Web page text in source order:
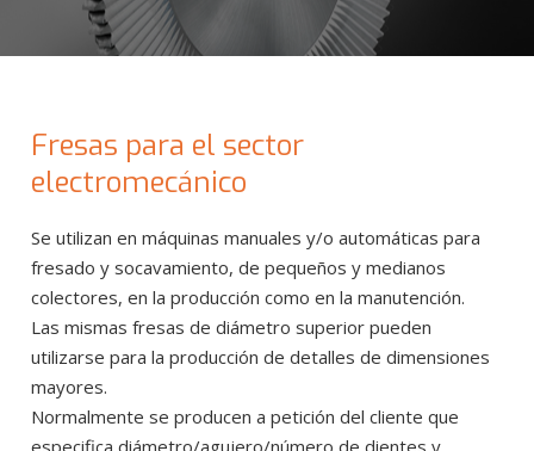
Fresas para el sector
electromecánico
Se utilizan en máquinas manuales y/o automáticas para
fresado y socavamiento, de pequeños y medianos
colectores, en la producción como en la manutención.
Las mismas fresas de diámetro superior pueden
utilizarse para la producción de detalles de dimensiones
mayores.
Normalmente se producen a petición del cliente que
especifica diámetro/agujero/número de dientes y